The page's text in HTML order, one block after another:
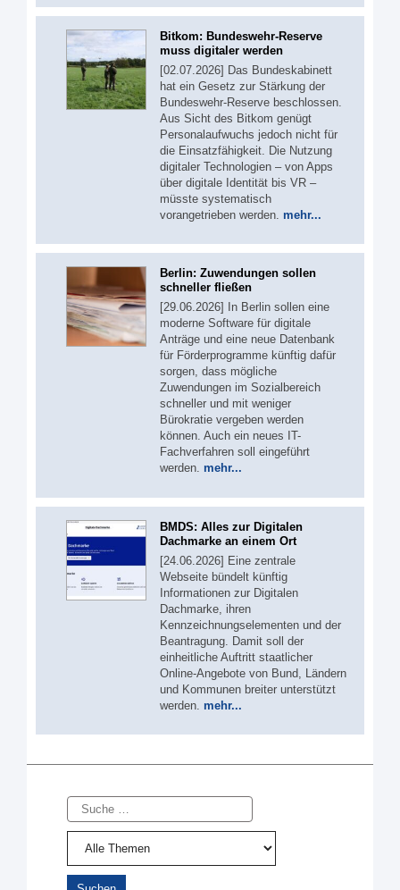
Bitkom: Bundeswehr-Reserve
muss digitaler werden
[02.07.2026] Das Bundeskabinett
hat ein Gesetz zur Stärkung der
Bundeswehr-Reserve beschlossen.
Aus Sicht des Bitkom genügt
Personalaufwuchs jedoch nicht für
die Einsatzfähigkeit. Die Nutzung
digitaler Technologien – von Apps
über digitale Identität bis VR –
müsste systematisch
vorangetrieben werden. mehr...
Berlin: Zuwendungen sollen
schneller fließen
[29.06.2026] In Berlin sollen eine
moderne Software für digitale
Anträge und eine neue Datenbank
für Förderprogramme künftig dafür
sorgen, dass mögliche
Zuwendungen im Sozialbereich
schneller und mit weniger
Bürokratie vergeben werden
können. Auch ein neues IT-
Fachverfahren soll eingeführt
werden. mehr...
BMDS: Alles zur Digitalen
Dachmarke an einem Ort
[24.06.2026] Eine zentrale
Webseite bündelt künftig
Informationen zur Digitalen
Dachmarke, ihren
Kennzeichnungselementen und der
Beantragung. Damit soll der
einheitliche Auftritt staatlicher
Online-Angebote von Bund, Ländern
und Kommunen breiter unterstützt
werden. mehr...
Suche